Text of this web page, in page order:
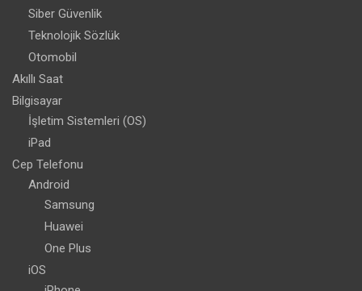
Siber Güvenlik
Teknolojik Sözlük
Otomobil
Akıllı Saat
Bilgisayar
İşletim Sistemleri (OS)
iPad
Cep Telefonu
Android
Samsung
Huawei
One Plus
iOS